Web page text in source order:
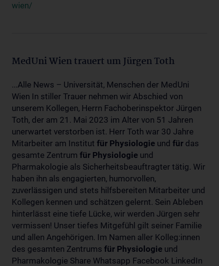
wien/
MedUni Wien trauert um Jürgen Toth
...Alle News – Universität, Menschen der MedUni
Wien In stiller Trauer nehmen wir Abschied von
unserem Kollegen, Herrn Fachoberinspektor Jürgen
Toth, der am 21. Mai 2023 im Alter von 51 Jahren
unerwartet verstorben ist. Herr Toth war 30 Jahre
Mitarbeiter am Institut für Physiologie und für das
gesamte Zentrum für Physiologie und
Pharmakologie als Sicherheitsbeauftragter tätig. Wir
haben ihn als engagierten, humorvollen,
zuverlässigen und stets hilfsbereiten Mitarbeiter und
Kollegen kennen und schätzen gelernt. Sein Ableben
hinterlässt eine tiefe Lücke, wir werden Jürgen sehr
vermissen! Unser tiefes Mitgefühl gilt seiner Familie
und allen Angehörigen. Im Namen aller Kolleg:innen
des gesamten Zentrums für Physiologie und
Pharmakologie Share Whatsapp Facebook LinkedIn